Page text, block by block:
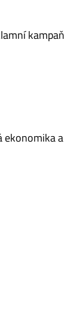
kampaň
ekonomika a